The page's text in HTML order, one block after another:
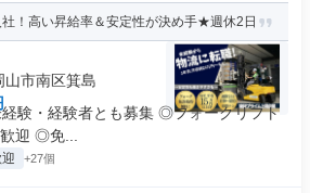
！高い昇給率＆安定性が決め手★週休2日
市南区箕島
験・経験者とも募集 ◎フォークリフト
迎 ◎免...
+27個